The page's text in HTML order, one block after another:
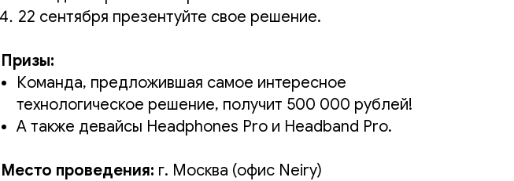
22 сентября презентуйте свое решение.
Призы:
Команда, предложившая самое интересное
технологическое решение, получит 500 000 рублей!
А также девайсы Headphones Pro и Headband Pro.
Место проведения: г. Москва (офис Neiry)